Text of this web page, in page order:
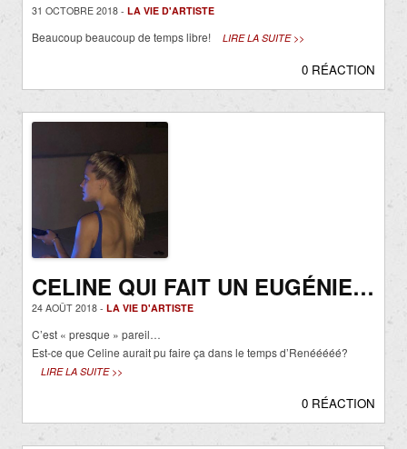
31 OCTOBRE 2018 - LA VIE D'ARTISTE
Beaucoup beaucoup de temps libre! LIRE LA SUITE >>
0 RÉACTION
CELINE QUI FAIT UN EUGÉNIE…
24 AOÛT 2018 - LA VIE D'ARTISTE
C’est « presque » pareil…
Est-ce que Celine aurait pu faire ça dans le temps d’Renééééé?
LIRE LA SUITE >>
0 RÉACTION